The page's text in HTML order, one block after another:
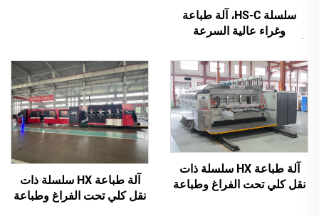
سلسلة HS-C، آلة طباعة
وغراء عالية السرعة
تلقائية
آلة طباعة HX سلسلة ذات
نقل كلي تحت الفراغ وطباعة
آلة طباعة HX سلسلة ذات
نقل كلي تحت الفراغ وطباعة